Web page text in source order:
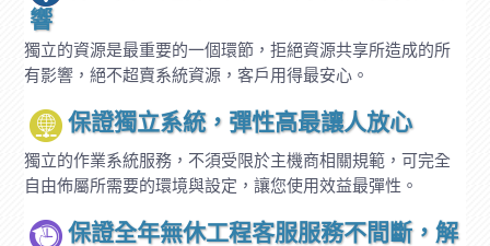
響
獨立的資源是最重要的一個環節，拒絕資源共享所造成的所
有影響，絕不超賣系統資源，客戶用得最安心。
保證獨立系統，彈性高最讓人放心
獨立的作業系統服務，不須受限於主機商相關規範，可完全
自由佈屬所需要的環境與設定，讓您使用效益最彈性。
保證全年無休工程客服服務不間斷，解